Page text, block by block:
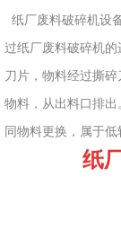
纸厂废料破碎机设
过纸厂废料破碎机
刀片，物料经过撕
物料，从出料口排
同物料更换，属于
纸